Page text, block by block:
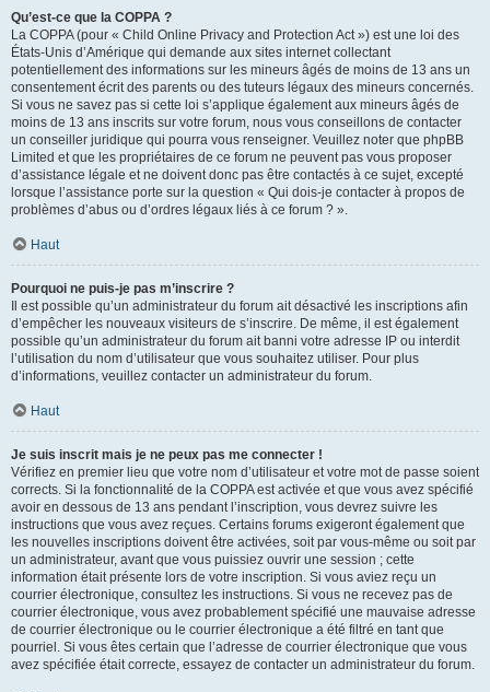
Qu’est-ce que la COPPA ?
La COPPA (pour « Child Online Privacy and Protection Act ») est une loi des
États-Unis d’Amérique qui demande aux sites internet collectant
potentiellement des informations sur les mineurs âgés de moins de 13 ans un
consentement écrit des parents ou des tuteurs légaux des mineurs concernés.
Si vous ne savez pas si cette loi s’applique également aux mineurs âgés de
moins de 13 ans inscrits sur votre forum, nous vous conseillons de contacter
un conseiller juridique qui pourra vous renseigner. Veuillez noter que phpBB
Limited et que les propriétaires de ce forum ne peuvent pas vous proposer
d’assistance légale et ne doivent donc pas être contactés à ce sujet, excepté
lorsque l’assistance porte sur la question « Qui dois-je contacter à propos de
problèmes d’abus ou d’ordres légaux liés à ce forum ? ».
Haut
Pourquoi ne puis-je pas m’inscrire ?
Il est possible qu’un administrateur du forum ait désactivé les inscriptions afin
d’empêcher les nouveaux visiteurs de s’inscrire. De même, il est également
possible qu’un administrateur du forum ait banni votre adresse IP ou interdit
l’utilisation du nom d’utilisateur que vous souhaitez utiliser. Pour plus
d’informations, veuillez contacter un administrateur du forum.
Haut
Je suis inscrit mais je ne peux pas me connecter !
Vérifiez en premier lieu que votre nom d’utilisateur et votre mot de passe soient
corrects. Si la fonctionnalité de la COPPA est activée et que vous avez spécifié
avoir en dessous de 13 ans pendant l’inscription, vous devrez suivre les
instructions que vous avez reçues. Certains forums exigeront également que
les nouvelles inscriptions doivent être activées, soit par vous-même ou soit par
un administrateur, avant que vous puissiez ouvrir une session ; cette
information était présente lors de votre inscription. Si vous aviez reçu un
courrier électronique, consultez les instructions. Si vous ne recevez pas de
courrier électronique, vous avez probablement spécifié une mauvaise adresse
de courrier électronique ou le courrier électronique a été filtré en tant que
pourriel. Si vous êtes certain que l’adresse de courrier électronique que vous
avez spécifiée était correcte, essayez de contacter un administrateur du forum.